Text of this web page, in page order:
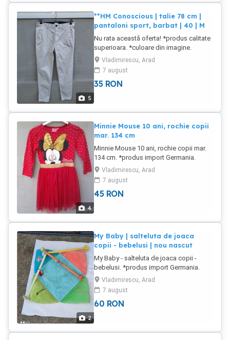
5
**HM Conoscious | talie 78 cm |
pantaloni sport, barbat | 40 | M
Nu rata această oferta! *produs calitate
superioara. *culoare din imagine.
*material din imagine. ***stare buna.
produs utilizat. NU FAC SCHIMBURI
Vladimirescu, Arad
7 august
35 RON
4
Minnie Mouse 10 ani, rochie copii
mar. 134 cm
Minnie Mouse 10 ani, rochie copii mar.
134 cm. *produs import Germania.
**stare buna. produs utilizat. NU FAC
SCHIMBURI
Vladimirescu, Arad
7 august
45 RON
2
My Baby | salteluta de joaca
copii - bebelusi | nou nascut
My Baby - salteluta de joaca copii -
bebelusi. *produs import Germania.
*stare buna. produs utilizat. NU FAC
SCHIMBURI
Vladimirescu, Arad
7 august
60 RON